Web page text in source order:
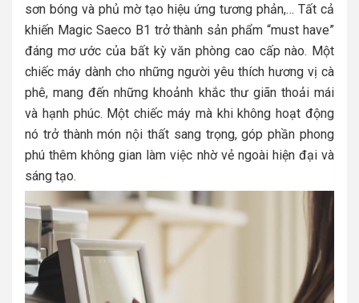
sơn bóng và phủ mờ tạo hiệu ứng tương phản,… Tất cả
khiến Magic Saeco B1 trở thành sản phẩm “must have”
đáng mơ ước của bất kỳ văn phòng cao cấp nào. Một
chiếc máy dành cho những người yêu thích hương vị cà
phê, mang đến những khoảnh khắc thư giãn thoải mái
và hạnh phúc. Một chiếc máy mà khi không hoạt động
nó trở thành món nội thất sang trọng, góp phần phong
phú thêm không gian làm việc nhờ vẻ ngoài hiện đại và
sáng tạo.